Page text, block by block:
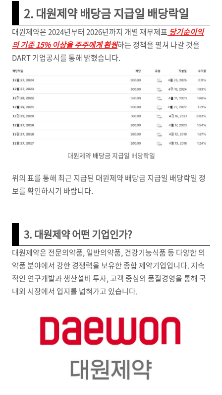
2. 대원제약 배당금 지급일 배당락일
대원제약은 2024년부터 2026년까지 개별 재무제표 당기순이익
의 기준 15% 이상을 주주에게 환원하는 정책을 펼쳐 나갈 것을
DART 기업공시를 통해 밝혔습니다.
대원제약 배당금 지급일 배당락일
위의 표를 통해 최근 지급된 대원제약 배당금 지급일 배당락일 정
보를 확인하시기 바랍니다.
3. 대원제약 어떤 기업인가?
대원제약은 전문의약품, 일반의약품, 건강기능식품 등 다양한 의
약품 분야에서 강한 경쟁력을 보유한 종합 제약기업입니다. 지속
적인 연구개발과 생산설비 투자, 고객 중심의 품질경영을 통해 국
내외 시장에서 입지를 넓혀가고 있습니다.